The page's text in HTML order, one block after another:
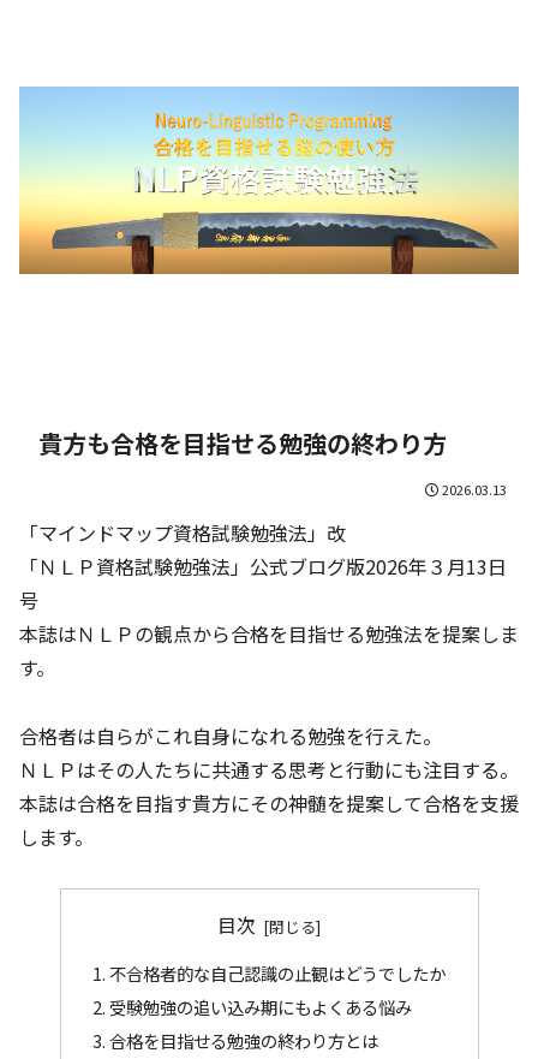
貴方も合格を目指せる勉強の終わり方
2026.03.13
「マインドマップ資格試験勉強法」改
「ＮＬＰ資格試験勉強法」公式ブログ版2026年３月13日
号
本誌はＮＬＰの観点から合格を目指せる勉強法を提案しま
す。
合格者は自らがこれ自身になれる勉強を行えた。
ＮＬＰはその人たちに共通する思考と行動にも注目する。
本誌は合格を目指す貴方にその神髄を提案して合格を支援
します。
目次
不合格者的な自己認識の止観はどうでしたか
受験勉強の追い込み期にもよくある悩み
合格を目指せる勉強の終わり方とは